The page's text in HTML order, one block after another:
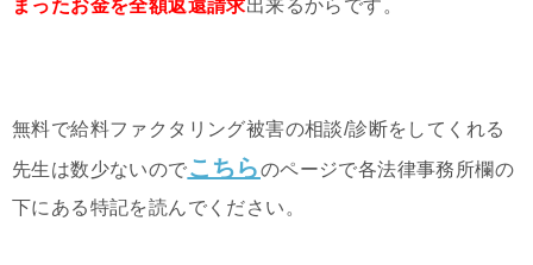
まったお金を全額返還請求出来るからです。
無料で給料ファクタリング被害の相談/診断をしてくれる
先生は数少ないのでこちらのページで各法律事務所欄の
下にある特記を読んでください。